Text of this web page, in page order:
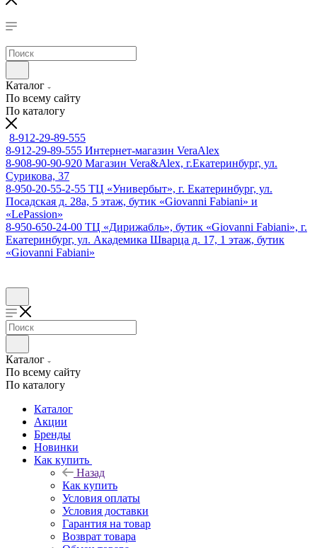
Каталог
По всему сайту
По каталогу
8-912-29-89-555
8-912-29-89-555 Интернет-магазин VeraAlex
8-908-90-90-920 Магазин Vera&Alex, г.Екатеринбург, ул.
Сурикова, 37
8-950-20-55-2-55 ТЦ «Универбыт», г. Екатеринбург, ул.
Посадская д. 28а, 5 этаж, бутик «Giovanni Fabiani» и
«LePassion»
8-950-650-24-00 ТЦ «Дирижабль», бутик «Giovanni Fabiani», г.
Екатеринбург, ул. Академика Шварца д. 17, 1 этаж, бутик
«Giovanni Fabiani»
Каталог
По всему сайту
По каталогу
Каталог
Акции
Бренды
Новинки
Как купить
Назад
Как купить
Условия оплаты
Условия доставки
Гарантия на товар
Возврат товара